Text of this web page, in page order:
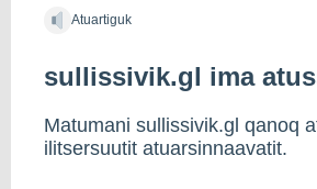
Atuartiguk
sullissivik.gl ima
Matumani sullissivik.gl qanoq
ilitsersuutit atuarsinnaavatit.